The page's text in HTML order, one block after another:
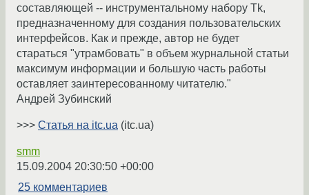
составляющей -- инструментальному набору Tk,
предназначенному для создания пользовательских
интерфейсов. Как и прежде, автор не будет
стараться "утрамбовать" в объем журнальной статьи
максимум информации и большую часть работы
оставляет заинтересованному читателю."
Андрей Зубинский
>>> Статья на itc.ua (itc.ua)
smm
15.09.2004 20:30:50 +00:00
25 комментариев